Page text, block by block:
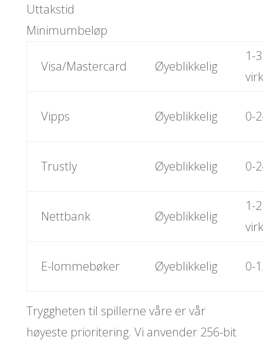
Uttakstid
Minimumbeløp
Visa/Mastercard Øyeblikkelig
1-3
Vipps Øyeblikkelig 0-
Trustly Øyeblikkelig 0-
Nettbank Øyeblikkelig
1-2
E-lommebøker Øyeblikkelig 0-
Tryggheten til spillerne våre er vår
høyeste prioritering. Vi anvender 256-bit